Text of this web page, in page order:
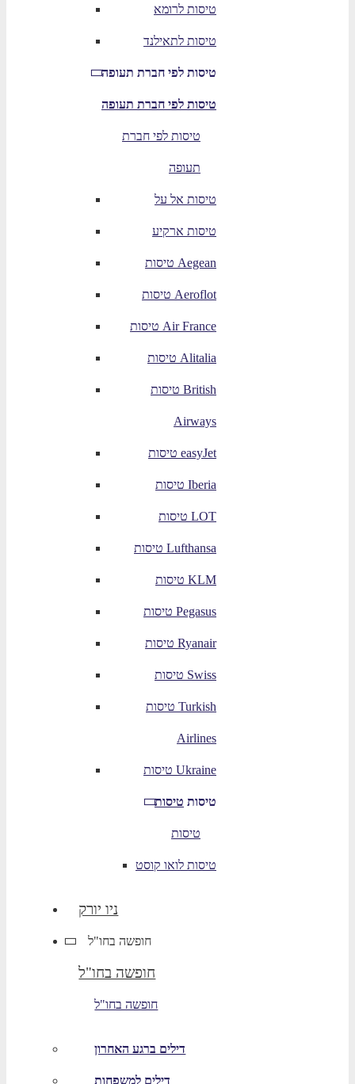
טיסות לרומא
טיסות לתאילנד
טיסות לפי חברת תעופה
טיסות לפי חברת תעופה
טיסות לפי חברת
תעופה
טיסות אל על
טיסות ארקיע
טיסות Aegean
טיסות Aeroflot
טיסות Air France
טיסות Alitalia
טיסות British
Airways
טיסות easyJet
טיסות Iberia
טיסות LOT
טיסות Lufthansa
טיסות KLM
טיסות Pegasus
טיסות Ryanair
טיסות Swiss
טיסות Turkish
Airlines
טיסות Ukraine
טיסות טיסות
טיסות
טיסות לואו קוסט
ניו יורק
חופשה בחו"ל
חופשה בחו"ל
חופשה בחו"ל
דילים ברגע האחרון
דילים למשפחות